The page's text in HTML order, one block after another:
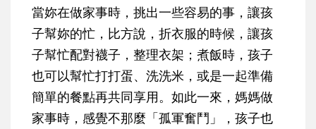
當妳在做家事時，挑出一些容易的事，讓孩
子幫妳的忙，比方說，折衣服的時候，讓孩
子幫忙配對襪子，整理衣架；煮飯時，孩子
也可以幫忙打打蛋、洗洗米，或是一起準備
簡單的餐點再共同享用。如此一來，媽媽做
家事時，感覺不那麼「孤軍奮鬥」，孩子也